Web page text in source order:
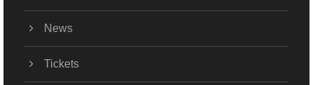
News
Tickets